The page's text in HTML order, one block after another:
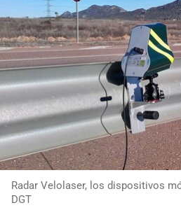
Radar Velolaser, los dispositivos
DGT